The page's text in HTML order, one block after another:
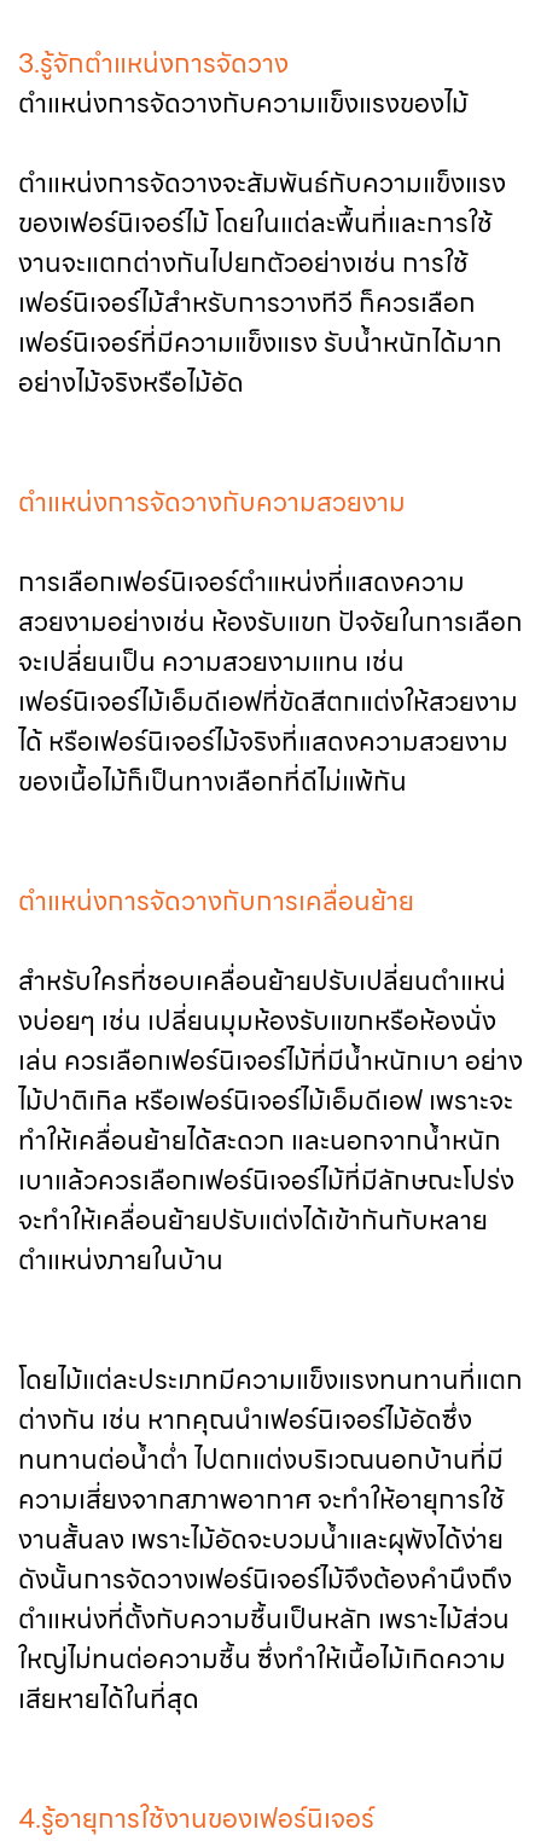
3.รู้จักตำแหน่งการจัดวาง
ตำแหน่งการจัดวางกับความแข็งแรงของไม้
ตำแหน่งการจัดวางจะสัมพันธ์กับความแข็งแรง
ของเฟอร์นิเจอร์ไม้ โดยในแต่ละพื้นที่และการใช้
งานจะแตกต่างกันไปยกตัวอย่างเช่น การใช้
เฟอร์นิเจอร์ไม้สำหรับการวางทีวี ก็ควรเลือก
เฟอร์นิเจอร์ที่มีความแข็งแรง รับน้ำหนักได้มาก
อย่างไม้จริงหรือไม้อัด
ตำแหน่งการจัดวางกับความสวยงาม
การเลือกเฟอร์นิเจอร์ตำแหน่งที่แสดงความ
สวยงามอย่างเช่น ห้องรับแขก ปัจจัยในการเลือก
จะเปลี่ยนเป็น ความสวยงามแทน เช่น
เฟอร์นิเจอร์ไม้เอ็มดีเอฟที่ขัดสีตกแต่งให้สวยงาม
ได้ หรือเฟอร์นิเจอร์ไม้จริงที่แสดงความสวยงาม
ของเนื้อไม้ก็เป็นทางเลือกที่ดีไม่แพ้กัน
ตำแหน่งการจัดวางกับการเคลื่อนย้าย
สำหรับใครที่ชอบเคลื่อนย้ายปรับเปลี่ยนตำแหน่
งบ่อยๆ เช่น เปลี่ยนมุมห้องรับแขกหรือห้องนั่ง
เล่น ควรเลือกเฟอร์นิเจอร์ไม้ที่มีน้ำหนักเบา อย่าง
ไม้ปาติเกิล หรือเฟอร์นิเจอร์ไม้เอ็มดีเอฟ เพราะจะ
ทำให้เคลื่อนย้ายได้สะดวก และนอกจากน้ำหนัก
เบาแล้วควรเลือกเฟอร์นิเจอร์ไม้ที่มีลักษณะโปร่ง
จะทำให้เคลื่อนย้ายปรับแต่งได้เข้ากันกับหลาย
ตำแหน่งภายในบ้าน
โดยไม้แต่ละประเภทมีความแข็งแรงทนทานที่แตก
ต่างกัน เช่น หากคุณนำเฟอร์นิเจอร์ไม้อัดซึ่ง
ทนทานต่อน้ำต่ำ ไปตกแต่งบริเวณนอกบ้านที่มี
ความเสี่ยงจากสภาพอากาศ จะทำให้อายุการใช้
งานสั้นลง เพราะไม้อัดจะบวมน้ำและผุพังได้ง่าย
ดังนั้นการจัดวางเฟอร์นิเจอร์ไม้จึงต้องคำนึงถึง
ตำแหน่งที่ตั้งกับความชื้นเป็นหลัก เพราะไม้ส่วน
ใหญ่ไม่ทนต่อความชื้น ซึ่งทำให้เนื้อไม้เกิดความ
เสียหายได้ในที่สุด
4.รู้อายุการใช้งานของเฟอร์นิเจอร์